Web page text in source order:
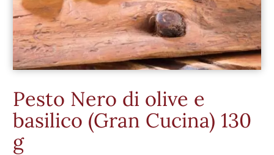
Pesto Nero di olive e
basilico (Gran Cucina) 130
g